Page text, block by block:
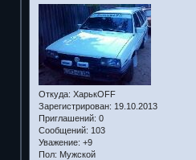
Откуда: ХарькOFF
Зарегистрирован: 19.10.2013
Приглашений: 0
Сообщений: 103
Уважение: +9
Пол: Мужской